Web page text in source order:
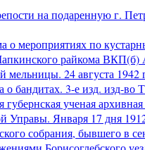
на подаренную г.
о мероприятиях по
райкома
мельницы. 24 августа 1942
бандитах. 3-е изд. изд-во
ученая
Управы. Января 17 дня
собрания, бывшего в